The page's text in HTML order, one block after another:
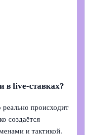
в live‑ставках?
происходит
создаётся
и тактикой.